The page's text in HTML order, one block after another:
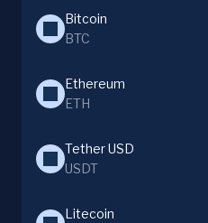
Bitcoin
BTC
Ethereum
ETH
Tether USD
USDT
Litecoin